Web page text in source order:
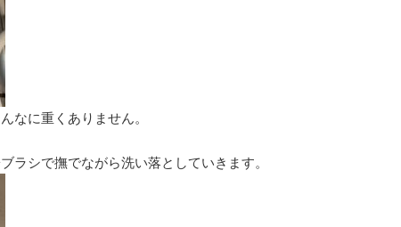
なに重くありません。
シで撫でながら洗い落としていきます。